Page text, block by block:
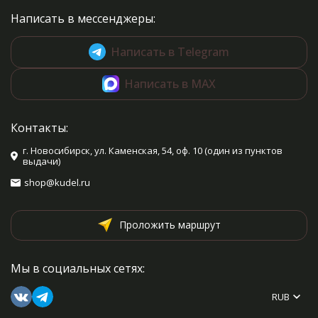
знания вы с успехом сможете
применить, связав одну из
моделей, представленных в
книге, будь то варежки,
митенки, башмачки или
Каждая модель
помощью которой вы освоите
орнамент!
Написать в мессенджеры:
Написать в Telegram
Написать в MAX
Контакты:
г. Новосибирск, ул. Каменская, 54, оф. 10 (один из пунктов
выдачи)
shop@kudel.ru
Проложить маршрут
Мы в социальных сетях:
RUB